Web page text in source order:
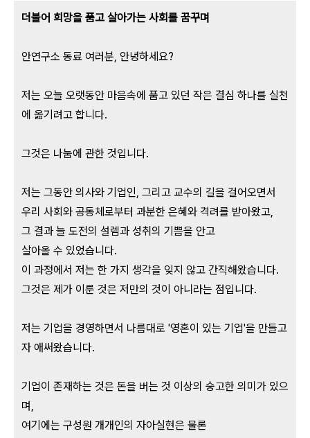
더불어 희망을 품고 살아가는 사회를 꿈꾸며
안연구소 동료 여러분, 안녕하세요?
저는 오늘 오랫동안 마음속에 품고 있던 작은 결심 하나를 실천
에 옮기려고 합니다.
그것은 나눔에 관한 것입니다.
저는 그동안 의사와 기업인, 그리고 교수의 길을 걸어오면서
우리 사회와 공동체로부터 과분한 은혜와 격려를 받아왔고,
그 결과 늘 도전의 설렘과 성취의 기쁨을 안고
살아올 수 있었습니다.
이 과정에서 저는 한 가지 생각을 잊지 않고 간직해왔습니다.
그것은 제가 이룬 것은 저만의 것이 아니라는 점입니다.
저는 기업을 경영하면서 나름대로 '영혼이 있는 기업'을 만들고
자 애써왔습니다.
기업이 존재하는 것은 돈을 버는 것 이상의 숭고한 의미가 있으
며,
여기에는 구성원 개개인의 자아실현은 물론